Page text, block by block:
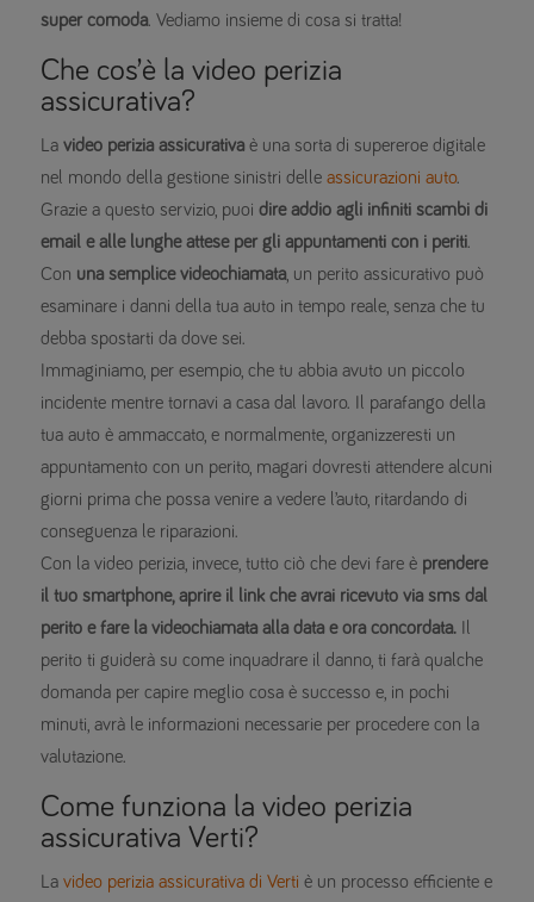
super comoda. Vediamo insieme di cosa si tratta!
Che cos’è la video perizia
assicurativa?
La video perizia assicurativa è una sorta di supereroe digitale
nel mondo della gestione sinistri delle assicurazioni auto.
Grazie a questo servizio, puoi dire addio agli infiniti scambi di
email e alle lunghe attese per gli appuntamenti con i periti.
Con una semplice videochiamata , un perito assicurativo può
esaminare i danni della tua auto in tempo reale, senza che tu
debba spostarti da dove sei.
Immaginiamo, per esempio, che tu abbia avuto un piccolo
incidente mentre tornavi a casa dal lavoro. Il parafango della
tua auto è ammaccato, e normalmente, organizzeresti un
appuntamento con un perito, magari dovresti attendere alcuni
giorni prima che possa venire a vedere l’auto, ritardando di
conseguenza le riparazioni.
Con la video perizia, invece, tutto ciò che devi fare è prendere
il tuo smartphone, aprire il link che avrai ricevuto via sms dal
perito e fare la videochiamata alla data e ora concordata.
perito ti guiderà su come inquadrare il danno, ti farà qualche
domanda per capire meglio cosa è successo e, in pochi
minuti, avrà le informazioni necessarie per procedere con la
valutazione.
Come funziona la video perizia
assicurativa Verti?
La video perizia assicurativa di Verti è un processo efficiente e